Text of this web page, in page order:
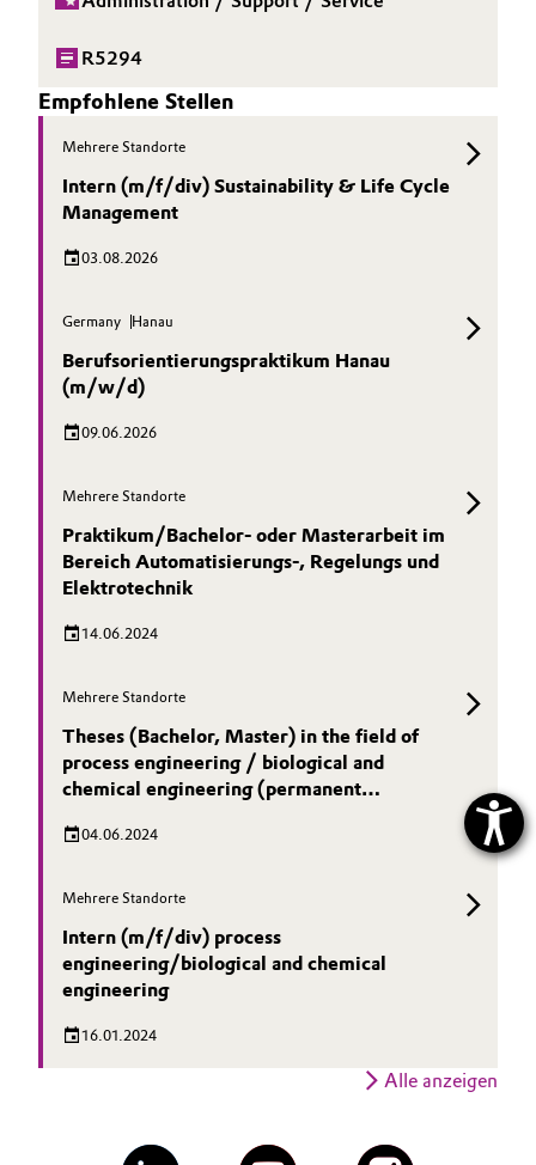
R5294
Empfohlene Stellen
Mehrere Standorte
Intern (m/f/div) Sustainability & Life Cycle
Management
03.08.2026
Germany Hanau
Berufsorientierungspraktikum Hanau
(m/w/d)
09.06.2026
Mehrere Standorte
Praktikum/Bachelor- oder Masterarbeit im
Bereich Automatisierungs-, Regelungs und
Elektrotechnik
14.06.2024
Mehrere Standorte
Theses (Bachelor, Master) in the field of
process engineering / biological and
chemical engineering (permanent
04.06.2024
Mehrere Standorte
Intern (m/f/div) process
engineering/biological and chemical
engineering
16.01.2024
Alle anzeigen